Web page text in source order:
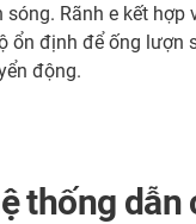
Rãnh e kết hợp
ổn định để ống lượn
động.
thống dẫn